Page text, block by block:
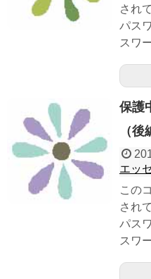
され
パス
スワ
保護
（後
エッ
この
され
パス
スワ